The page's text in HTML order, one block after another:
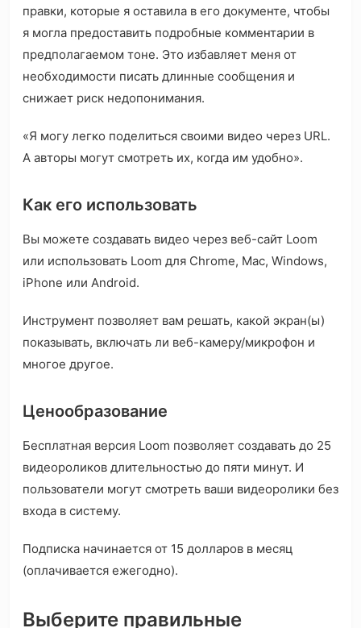
правки, которые я оставила в его документе, чтобы
я могла предоставить подробные комментарии в
предполагаемом тоне. Это избавляет меня от
необходимости писать длинные сообщения и
снижает риск недопонимания.
«Я могу легко поделиться своими видео через URL.
А авторы могут смотреть их, когда им удобно».
Как его использовать
Вы можете создавать видео через веб-сайт Loom
или использовать Loom для Chrome, Mac, Windows,
iPhone или Android.
Инструмент позволяет вам решать, какой экран(ы)
показывать, включать ли веб-камеру/микрофон и
многое другое.
Ценообразование
Бесплатная версия Loom позволяет создавать до 25
видеороликов длительностью до пяти минут. И
пользователи могут смотреть ваши видеоролики без
входа в систему.
Подписка начинается от 15 долларов в месяц
(оплачивается ежегодно).
Выберите правильные